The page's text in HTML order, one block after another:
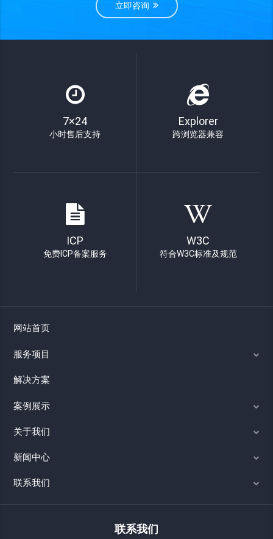
立即咨询
7×24
小时售后支持
Explorer
跨浏览器兼容
ICP
免费ICP备案服务
W3C
符合W3C标准及规范
网站首页
服务项目
解决方案
案例展示
关于我们
新闻中心
联系我们
联系我们